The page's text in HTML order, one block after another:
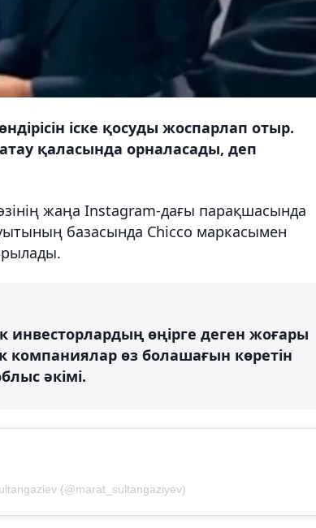
іске қосуды жоспарлап отыр.
қаласында орналасады, деп
жаңа Instagram-дағы парақшасында
базасында Chicco маркасымен
инвесторлардың өңірге деген жоғары
компаниялар өз болашағын көретін
әкімі.
(@marat_sultangaziyev)